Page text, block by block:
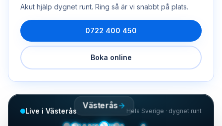
Akut hjälp dygnet runt. Ring så är vi snabbt på plats.
0722 400 450
Boka online
Live i Västerås Hela Sverige · dygnet runt
Västerås